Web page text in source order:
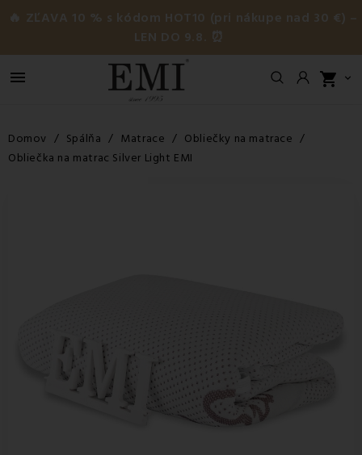
🔥 ZĽAVA 10 % s kódom HOT10 (pri nákupe nad 30 €) –
LEN DO 9.8. ⏰
 shopping_cart 
Domov Spálňa Matrace
Obliečky na matrace
Obliečka na matrac Silver Light EMI